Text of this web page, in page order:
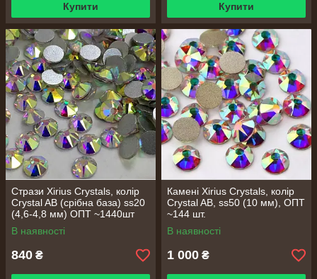
Купити Купити
Стрази Xirius Crystals, колір
Сrystal AB (срібна база) ss20
(4,6-4,8 мм) ОПТ ~1440шт
В наявності
840 ₴
Камені Xirius Crystals, колір
Crystal AB, ss50 (10 мм), ОПТ
~144 шт.
В наявності
1 000 ₴